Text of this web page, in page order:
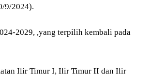
9/2024).
2029, ,yang terpilih kembali pada
Ilir Timur I, Ilir Timur II dan Ilir